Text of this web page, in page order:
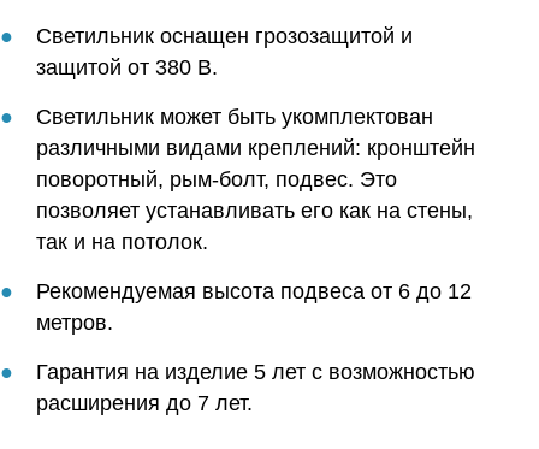
Светильник оснащен грозозащитой и
защитой от 380 В.
Светильник может быть укомплектован
различными видами креплений: кронштейн
поворотный, рым-болт, подвес. Это
позволяет устанавливать его как на стены,
так и на потолок.
Рекомендуемая высота подвеса от 6 до 12
метров.
Гарантия на изделие 5 лет с возможностью
расширения до 7 лет.